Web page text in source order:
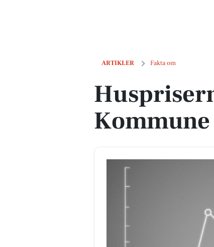
ARTIKLER Fakta om
Huspriserne går op i Vejle
Kommune